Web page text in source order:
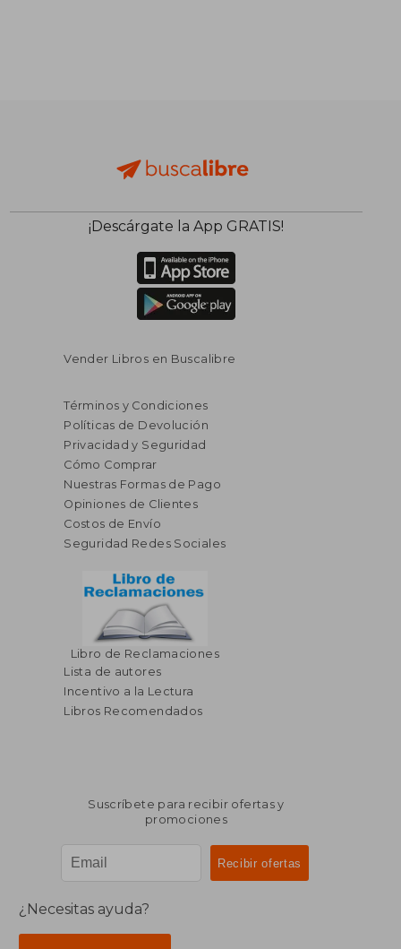
¡Descárgate la App GRATIS!
Vender Libros en Buscalibre
Términos y Condiciones
Políticas de Devolución
Privacidad y Seguridad
Cómo Comprar
Nuestras Formas de Pago
Opiniones de Clientes
Costos de Envío
Seguridad Redes Sociales
Libro de Reclamaciones
Lista de autores
Incentivo a la Lectura
Libros Recomendados
Suscríbete para recibir ofertas y
promociones
¿Necesitas ayuda?